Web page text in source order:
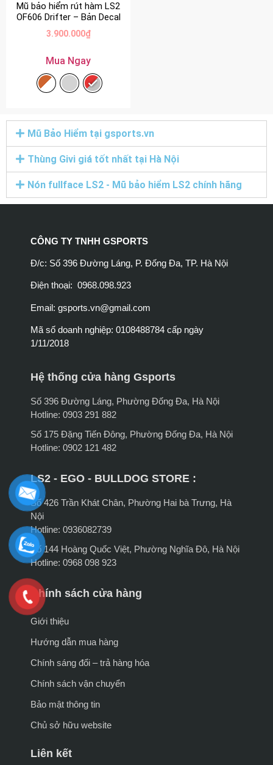
Mũ bảo hiểm rút hàm LS2
OF606 Drifter – Bản Decal
3.900.000₫
Mua Ngay
Mũ Bảo Hiểm tại gsports.vn
Thùng Givi giá tốt nhất tại Hà Nội
Nón fullface LS2 - Mũ bảo hiểm LS2 chính hãng
CÔNG TY TNHH GSPORTS
Đ/c: Số 396 Đường Láng, P. Đống Đa, TP. Hà Nội
Điện thoại: 0968.098.923
Email: gsports.vn@gmail.com
Mã số doanh nghiệp: 0108488784 cấp ngày
1/11/2018
Hệ thống cửa hàng Gsports
Số 396 Đường Láng, Phường Đống Đa, Hà Nội
Hotline: 0903 291 882
Số 175 Đặng Tiến Đông, Phường Đống Đa, Hà Nội
Hotline: 0902 121 482
LS2 - EGO - BULLDOG STORE :
Số 426 Trần Khát Chân, Phường Hai bà Trưng, Hà
Nội
Hotline: 0936082739
Số 144 Hoàng Quốc Việt, Phường Nghĩa Đô, Hà Nội
Hotline: 0968 098 923
Chính sách cửa hàng
Giới thiệu
Hướng dẫn mua hàng
Chính sáng đổi – trả hàng hóa
Chính sách vận chuyển
Bảo mật thông tin
Chủ sở hữu website
Liên kết